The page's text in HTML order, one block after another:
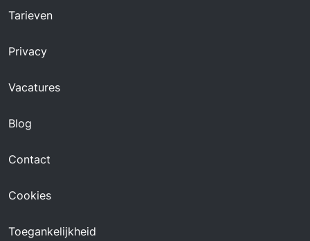
Tarieven
Privacy
Vacatures
Blog
Contact
Cookies
Toegankelijkheid